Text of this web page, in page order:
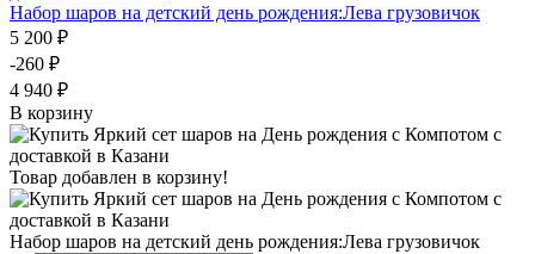
Набор шаров на детский день рождения:Лева грузовичок
5 200 ₽
-260 ₽
4 940 ₽
В корзину
Товар добавлен в корзину!
Набор шаров на детский день рождения:Лева грузовичок